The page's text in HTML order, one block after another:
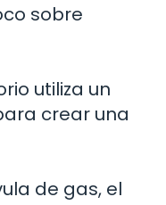
sobre
utiliza un
crear una
de gas, el